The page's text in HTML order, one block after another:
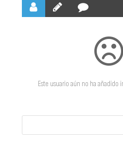
Este usuario aún no ha añadido